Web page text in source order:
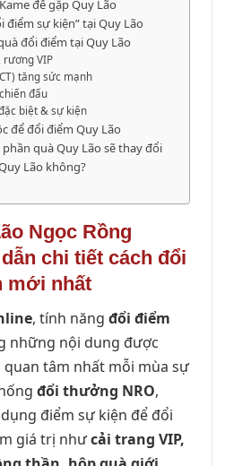
để gặp Quy Lão
điểm sự kiện” tại Quy Lão
đổi điểm tại Quy Lão
rương VIP
tăng sức mạnh
đấu
biệt & sự kiện
để đổi điểm Quy Lão
quà Quy Lão sẽ thay đổi
Lão không?
Ngọc Rồng
chi tiết cách đổi
mới nhất
, tính năng đổi điểm
những nội dung được
tâm nhất mỗi mùa sự
đổi thưởng NRO,
điểm sự kiện để đổi
giá trị nhưcải trang VIP,